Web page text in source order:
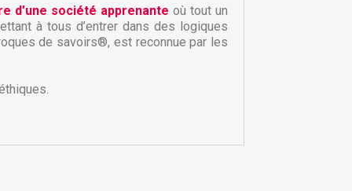
×
×
×
d’une société apprenante où tout un
à tous d’entrer dans des logiques
de savoirs®, est reconnue par les